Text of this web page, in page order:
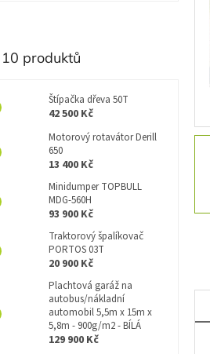
produktů
Štípačka dřeva 50T
42 500 Kč
Motorový rotavátor Derill
650
13 400 Kč
Minidumper TOPBULL
MDG-560H
93 900 Kč
Traktorový špalíkovač
PORTOS 03T
20 900 Kč
Plachtová garáž na
autobus/nákladní
automobil 5,5m x 15m x
5,8m - 900g/m2 - BÍLÁ
129 900 Kč